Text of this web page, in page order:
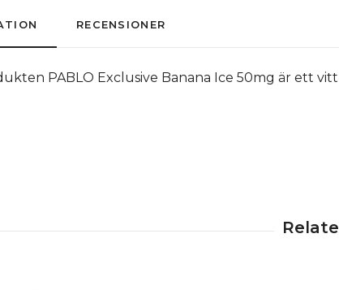
RECENSIONER
PABLO Exclusive Banana Ice 50mg är ett